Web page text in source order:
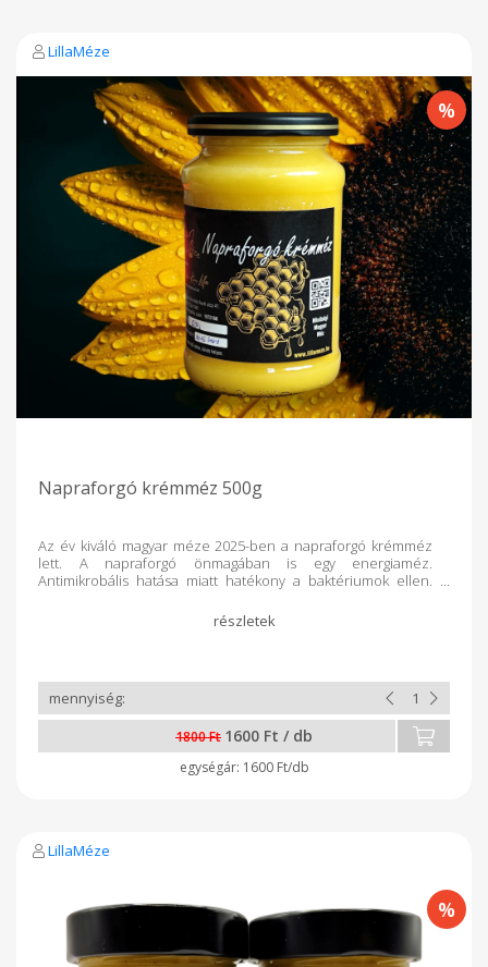
LillaMéze
Napraforgó krémméz 500g
Az év kiváló magyar méze 2025-ben a napraforgó krémméz
lett. A napraforgó önmagában is egy energiaméz.
Antimikrobális hatása miatt hatékony a baktériumok ellen.
hosszabb folyamat, aminek köszönhetően a napraforgó
kristályszemcséit összetörjük, és egy kellemesen krémes
1800 Ft 1600 Ft / db
1600 Ft/db
LillaMéze